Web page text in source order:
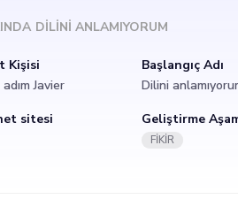
optimize
DILINI ANLAMIYORUM
Kişisi
Javier
Başlangıç Adı
Dilini
sitesi
Geliştirme
FİKİR